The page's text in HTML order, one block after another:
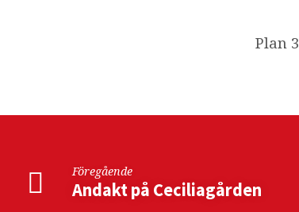
Plan 3
Föregående
Andakt på Ceciliagården